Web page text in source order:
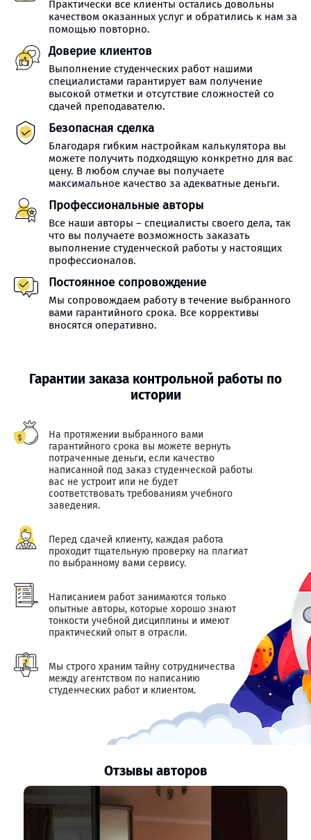
Практически все клиенты остались довольны
качеством оказанных услуг и обратились к нам за
помощью повторно.
Доверие клиентов
Выполнение студенческих работ нашими
специалистами гарантирует вам получение
высокой отметки и отсутствие сложностей со
сдачей преподавателю.
Безопасная сделка
Благодаря гибким настройкам калькулятора вы
можете получить подходящую конкретно для вас
цену. В любом случае вы получаете
максимальное качество за адекватные деньги.
Профессиональные авторы
Все наши авторы – специалисты своего дела, так
что вы получаете возможность заказать
выполнение студенческой работы у настоящих
профессионалов.
Постоянное сопровождение
Мы сопровождаем работу в течение выбранного
вами гарантийного срока. Все коррективы
вносятся оперативно.
Гарантии заказа контрольной работы по
истории
На протяжении выбранного вами
гарантийного срока вы можете вернуть
потраченные деньги, если качество
написанной под заказ студенческой работы
вас не устроит или не будет
соответствовать требованиям учебного
заведения.
Перед сдачей клиенту, каждая работа
проходит тщательную проверку на плагиат
по выбранному вами сервису.
Написанием работ занимаются только
опытные авторы, которые хорошо знают
тонкости учебной дисциплины и имеют
практический опыт в отрасли.
Мы строго храним тайну сотрудничества
между агентством по написанию
студенческих работ и клиентом.
Отзывы авторов